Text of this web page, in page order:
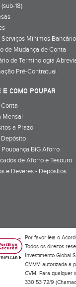
18)
Mínimos
de Mudança de Conta
de Terminologia
Pré-Contratual
E COMO POUPAR
Mensal
a Prazo
BiG Aforro
de Aforro e Tesouro
e Deveres - Depósitos
Por favor leia o
Todos os direitos
Investimento Global
CMVM autorizada a
CVM. Para qualquer
330 53 72/9